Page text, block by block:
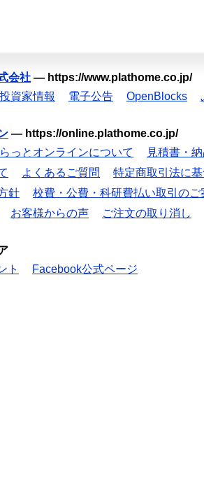
会社 — https://www.plathome.co.jp/
資家情報 電子公告 OpenBlocks
— https://online.plathome.co.jp/
っとオンラインについて
見積書・
よくあるご質問
特定商取引法に
針
校費・公費・科研費払い取引のご
お客様からの声 ご注文の取り消し
ト
Facebook公式ページ